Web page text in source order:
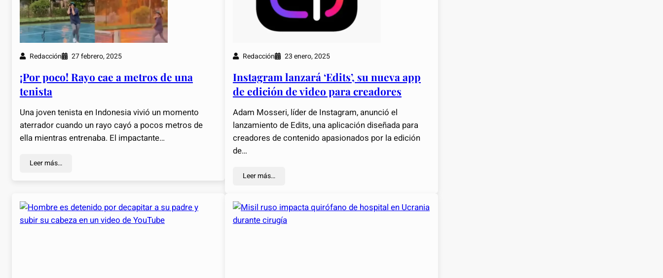
Redacción 27 febrero, 2025
¡Por poco! Rayo cae a metros de una
tenista
Una joven tenista en Indonesia vivió un momento
aterrador cuando un rayo cayó a pocos metros de
ella mientras entrenaba. El impactante…
Leer más…
Redacción 23 enero, 2025
Instagram lanzará ‘Edits’, su nueva app
de edición de video para creadores
Adam Mosseri, líder de Instagram, anunció el
lanzamiento de Edits, una aplicación diseñada para
creadores de contenido apasionados por la edición
de…
Leer más…